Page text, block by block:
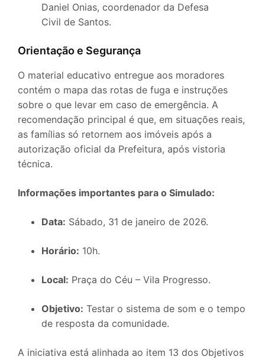
Daniel Onias, coordenador da Defesa
Civil de Santos.
Orientação e Segurança
O material educativo entregue aos moradores
contém o mapa das rotas de fuga e instruções
sobre o que levar em caso de emergência. A
recomendação principal é que, em situações reais,
as famílias só retornem aos imóveis após a
autorização oficial da Prefeitura, após vistoria
técnica.
Informações importantes para o Simulado:
Data: Sábado, 31 de janeiro de 2026.
Horário: 10h.
Local: Praça do Céu – Vila Progresso.
Objetivo: Testar o sistema de som e o tempo
de resposta da comunidade.
A iniciativa está alinhada ao item 13 dos Objetivos